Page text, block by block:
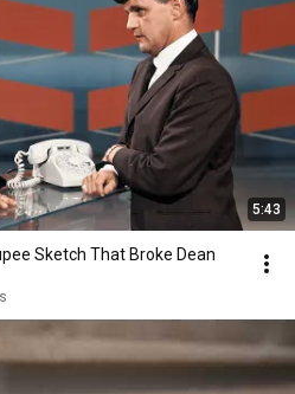
5:43
Sketch That Broke Dean